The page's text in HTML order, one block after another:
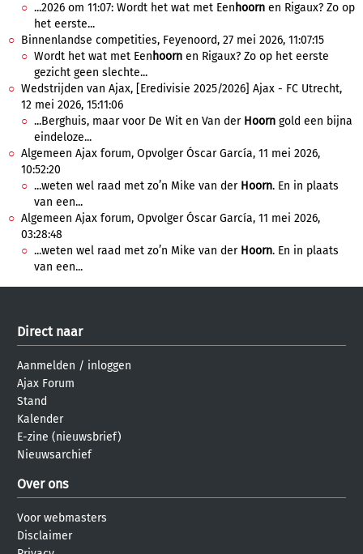
...2026 om 11:07: Wordt het wat met Een hoorn en Rigaux? Zo op
het eerste...
Binnenlandse competities, Feyenoord, 27 mei 2026, 11:07:15
Wordt het wat met Een hoorn en Rigaux? Zo op het eerste
gezicht geen slechte...
Wedstrijden van Ajax, [Eredivisie 2025/2026] Ajax - FC Utrecht,
12 mei 2026, 15:11:06
...Berghuis, maar voor De Wit en Van der Hoorn gold een bijna
eindeloze...
Algemeen Ajax forum, Opvolger Óscar García, 11 mei 2026,
10:52:20
...weten wel raad met zo’n Mike van der Hoorn. En in plaats
van een...
Algemeen Ajax forum, Opvolger Óscar García, 11 mei 2026,
03:28:48
...weten wel raad met zo’n Mike van der Hoorn. En in plaats
van een...
Direct naar
Aanmelden / inloggen
Ajax Forum
Stand
Kalender
E-zine (nieuwsbrief)
Nieuwsarchief
Over ons
Voor webmasters
Disclaimer